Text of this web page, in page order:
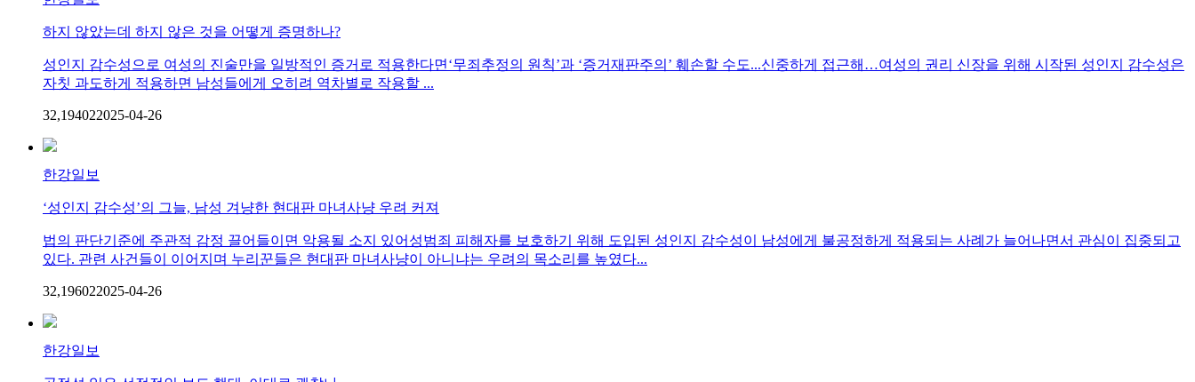
하지 않았는데 하지 않은 것을 어떻게 증명하나?
성인지 감수성으로 여성의 진술만을 일방적인 증거로 적용한다면‘무죄추정의 원칙’과 ‘증거재판주의’ 훼손할 수도...신중하게 접근해…여성의 권리 신장을 위해 시작된 성인지 감수성은
자칫 과도하게 적용하면 남성들에게 오히려 역차별로 작용할 ...
32,194022025-04-26
한강일보
‘성인지 감수성’의 그늘, 남성 겨냥한 현대판 마녀사냥 우려 커져
법의 판단기준에 주관적 감정 끌어들이면 악용될 소지 있어성범죄 피해자를 보호하기 위해 도입된 성인지 감수성이 남성에게 불공정하게 적용되는 사례가 늘어나면서 관심이 집중되고
있다. 관련 사건들이 이어지며 누리꾼들은 현대판 마녀사냥이 아니냐는 우려의 목소리를 높였다...
32,196022025-04-26
한강일보